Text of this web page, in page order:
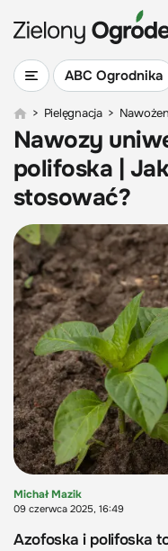
ABC Ogrodnika
> Pielęgnacja >
Nawozy
polifoska |
stosować?
Michał Mazik
09 czerwca 2025, 16:49
Azofoska i polifoska